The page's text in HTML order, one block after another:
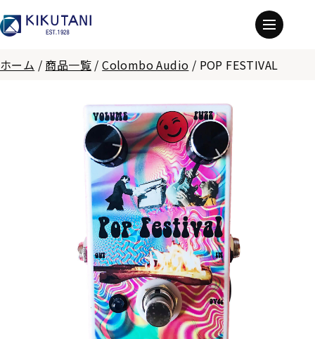
ホーム / 商品一覧 /Colombo Audio / POP FESTIVAL